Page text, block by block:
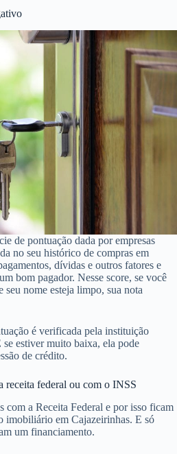
de pontuação dada por empresas
no seu histórico de compras em
dívidas e outros fatores e
bom pagador. Nesse score, se você
seu nome esteja limpo, sua nota
é verificada pela instituição
estiver muito baixa, ela pode
de crédito.
receita federal ou com o INSS
com a Receita Federal e por isso ficam
imobiliário em Cajazeirinhas. E só
um financiamento.